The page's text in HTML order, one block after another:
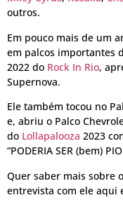
outros.
Em pouco mais de um
em palcos importantes
2022 do Rock In Rio,
Supernova.
Ele também tocou no
e, abriu o Palco
do Lollapalooza 2023
“PODERIA SER (bem)
Quer saber mais sobre
entrevista com ele aqui